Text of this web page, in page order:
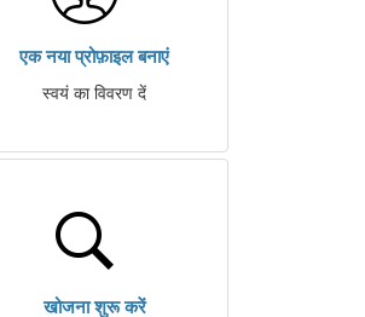
एक नया प्रोफ़ाइल बनाएं
स्वयं का विवरण दें
खोजना शुरू करें